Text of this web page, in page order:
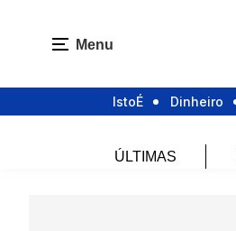
Menu
IstoÉ Dinheiro
ÚLTIMAS